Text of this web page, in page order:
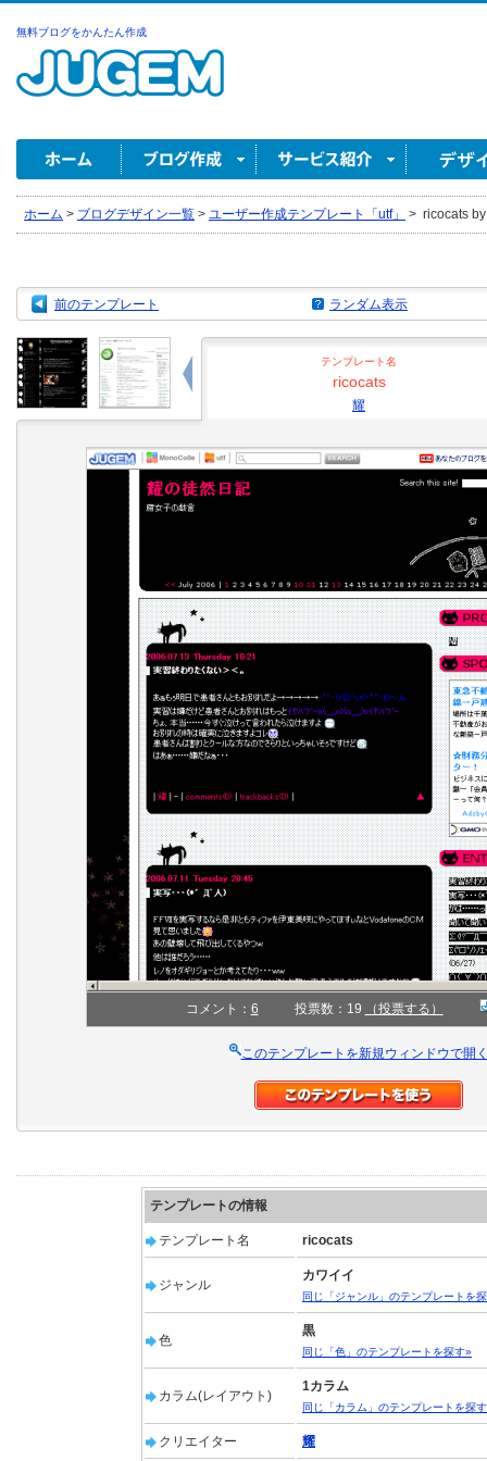
無料ブログをかんたん作成
ホーム > ブログデザイン一覧 > ユーザー作成テンプレート「utf」 > ricocats
前のテンプレート ランダム表示
テンプレート名
ricocats
耀
コメント： 6 投票数：19 （投票する）
このテンプレートを新規ウィンドウで開
テンプレートの情報
テンプレート名 ricocats
ジャンル
カワイイ
同じ「ジャンル」のテンプレートを
色
黒
同じ「色」のテンプレートを探す»
カラム(レイアウト)
1カラム
同じ「カラム」のテンプレートを探
クリエイター 耀